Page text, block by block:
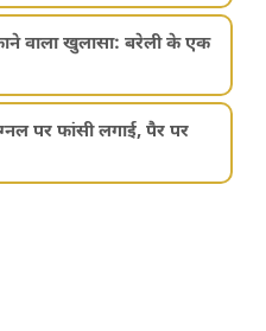
वाला खुलासा: बरेली के एक
पर फांसी लगाई, पैर पर